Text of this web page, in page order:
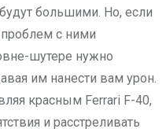
большими. Но, если
проблем с ними
шутере нужно
им нанести вам урон.
красным Ferrari F-40,
и расстреливать